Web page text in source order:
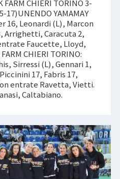
FARM CHIERI TORINO 3-
17)UNENDO YAMAMAY
16, Leonardi (L), Marcon
Arrighetti, Caracuta 2,
Faucette, Lloyd,
CHIERI TORINO:
Sirressi (L), Gennari 1,
17, Fabris 17,
entrate Ravetta, Vietti.
Caltabiano.